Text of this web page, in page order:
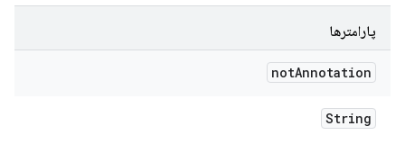
پارامترها
notAnnotation
String